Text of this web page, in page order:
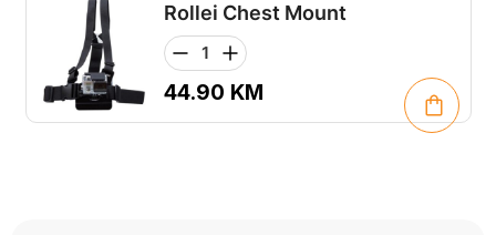
Rollei Chest Mount
44.90 KM